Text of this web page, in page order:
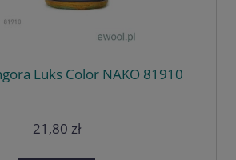
Luks Color NAKO 81910
21,80 zł